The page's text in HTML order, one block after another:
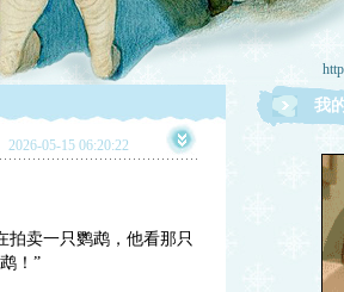
2026-05-15 06:20:22
拍卖一只鹦鹉，他看那只
！”
我